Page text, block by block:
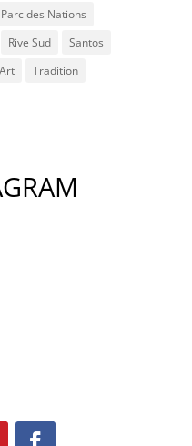
Parc des Nations
Rive Sud
Santos
Tradition